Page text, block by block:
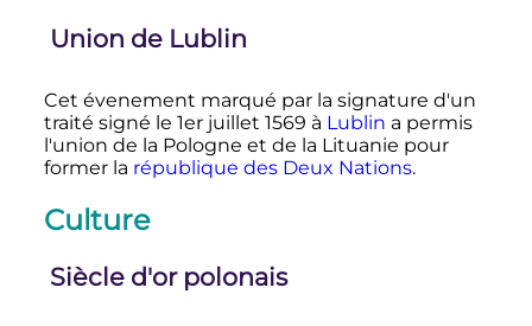
Union de Lublin
Cet évenement marqué par la signature d'un
traité signé le 1er juillet 1569 à Lublin a permis
l'union de la Pologne et de la Lituanie pour
former la république des Deux Nations.
Culture
Siècle d'or polonais